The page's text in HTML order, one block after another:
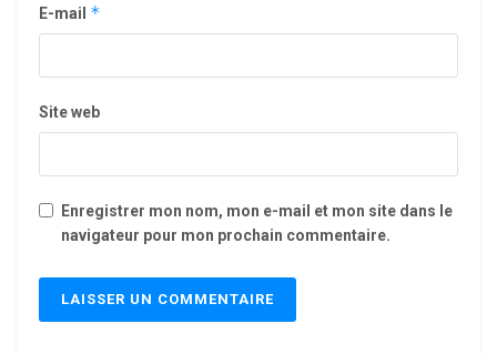
E-mail *
Site web
Enregistrer mon nom, mon e-mail et mon site dans le
navigateur pour mon prochain commentaire.